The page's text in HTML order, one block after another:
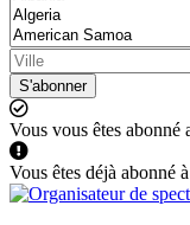
S'abonner
Vous vous êtes abonné
Vous êtes déjà abonné